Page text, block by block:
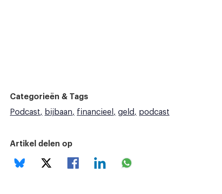
Categorieën & Tags
Podcast
bijbaan financieel geld podcast
Artikel delen op